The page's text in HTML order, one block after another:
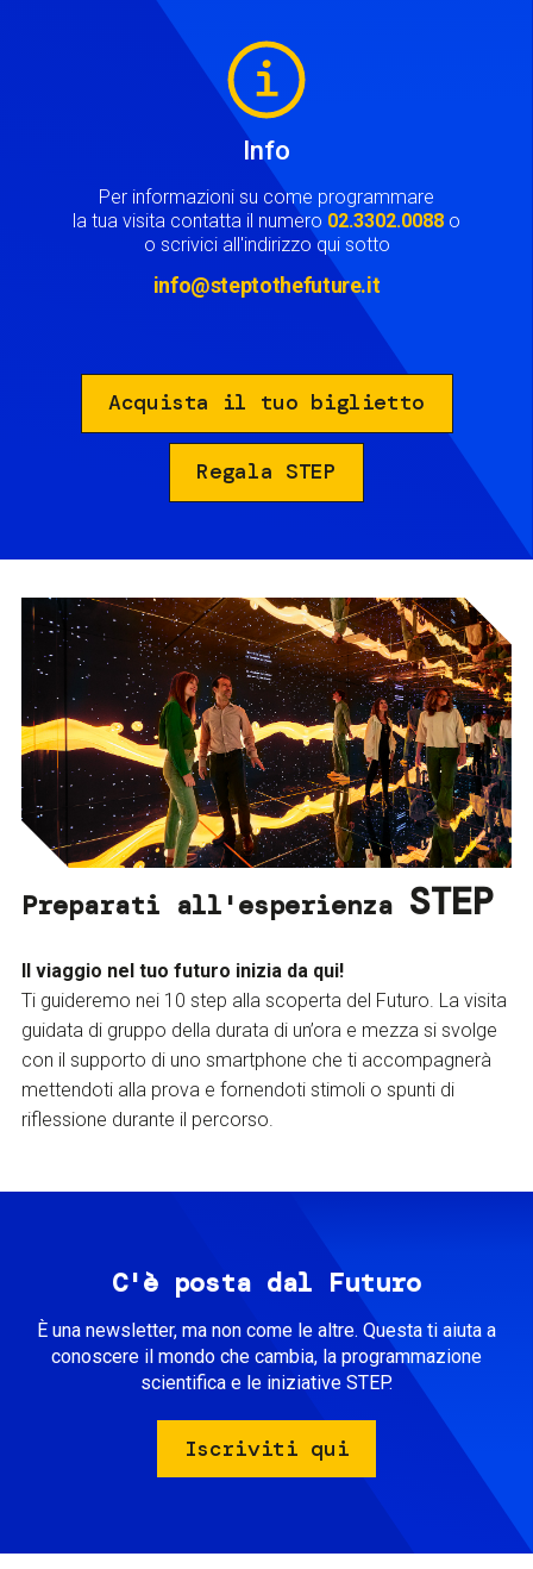
Info
Per informazioni su come programmare
la tua visita contatta il numero 02.3302.0088 o
o scrivici all'indirizzo qui sotto
info@steptothefuture.it
Acquista il tuo biglietto
Regala STEP
Preparati all'esperienza STEP
Il viaggio nel tuo futuro inizia da qui!
Ti guideremo nei 10 step alla scoperta del Futuro. La visita
guidata di gruppo della durata di un’ora e mezza si svolge
con il supporto di uno smartphone che ti accompagnerà
mettendoti alla prova e fornendoti stimoli o spunti di
riflessione durante il percorso.
C'è posta dal Futuro
È una newsletter, ma non come le altre. Questa ti aiuta a
conoscere il mondo che cambia, la programmazione
scientifica e le iniziative STEP.
Iscriviti qui